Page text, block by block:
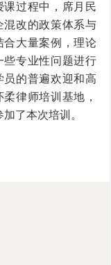
过程中，席月民
混改的政策体系与
合大量案例，理论
些专业性问题进行
的普遍欢迎和高
律师培训基地，
了本次培训。